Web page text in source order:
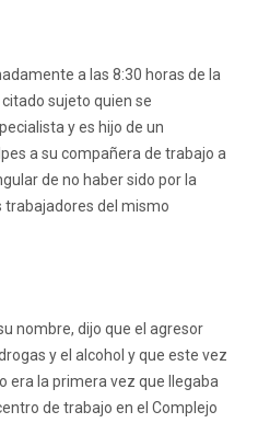
a las 8:30 horas de la
sujeto quien se
y es hijo de un
a su compañera de trabajo a
de no haber sido por la
del mismo
nombre, dijo que el agresor
y el alcohol y que este vez
era la primera vez que llegaba
de trabajo en el Complejo